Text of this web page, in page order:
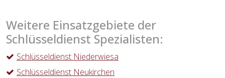
Weitere Einsatzgebiete der
Schlüsseldienst Spezialisten:
Schlüsseldienst Niederwiesa
Schlüsseldienst Neukirchen